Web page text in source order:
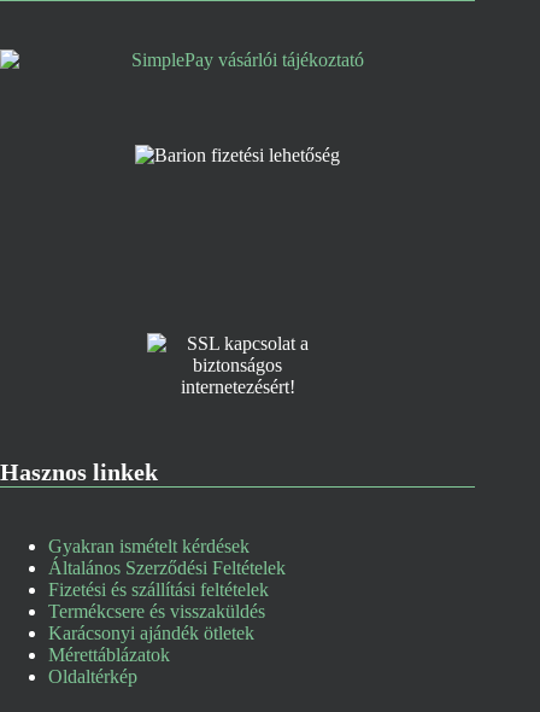
Hasznos linkek
Gyakran ismételt kérdések
Általános Szerződési Feltételek
Fizetési és szállítási feltételek
Termékcsere és visszaküldés
Karácsonyi ajándék ötletek
Mérettáblázatok
Oldaltérkép